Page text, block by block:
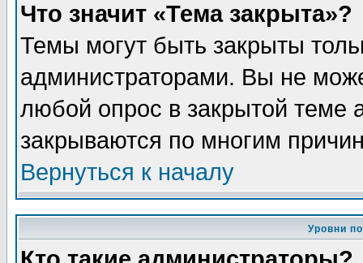
Что значит «Тема закрыта»?
Темы могут быть закрыты
администраторами. Вы не
любой опрос в закрытой теме
закрываются по многим
Вернуться к началу
Уровни